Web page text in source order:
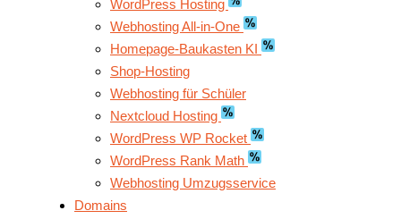
WordPress Hosting
Webhosting All-in-One
Homepage-Baukasten KI
Shop-Hosting
Webhosting für Schüler
Nextcloud Hosting
WordPress WP Rocket
WordPress Rank Math
Webhosting Umzugsservice
Domains